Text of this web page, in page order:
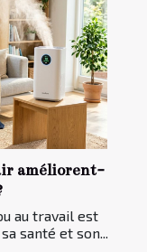
améliorent-
au travail est
santé et son...